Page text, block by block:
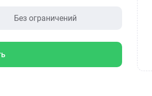
Без ограничений